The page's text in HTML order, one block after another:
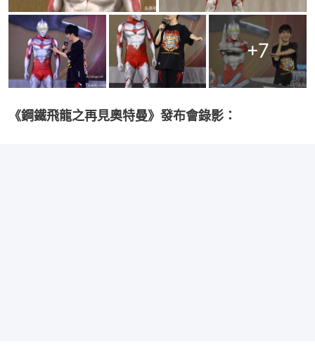
+7
《鋼鐵飛龍之再見奧特曼》發布會錄影：